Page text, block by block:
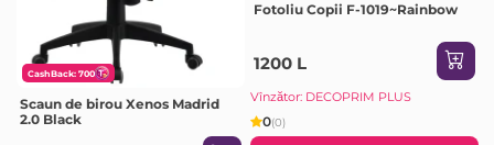
CashBack: 700
Scaun de birou Xenos Madrid
2.0 Black
Fotoliu Copii F-1019~Rainbow
1200 L
Vînzător: DECOPRIM PLUS
0(0)